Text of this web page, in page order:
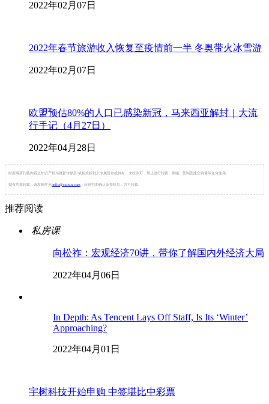
2022年02月07日
2022年春节旅游收入恢复至疫情前一半 冬奥带火冰雪游
2022年02月07日
欧盟预估80%的人口已感染新冠，马来西亚解封｜大流
行手记（4月27日）
2022年04月28日
财新网所刊载内容之知识产权为财新传媒及/或相关权利人专属所有或持有。未经许可，禁止进行转载、摘编、复制及建立镜像等任何使用。
如有意愿转载，请发邮件至 hello@caixin.com ，获得书面确认及授权后，方可转载。
推荐阅读
私房课
向松祚：宏观经济70讲，带你了解国内外经济大局
2022年04月06日
In Depth: As Tencent Lays Off Staff, Is Its ‘Winter’
Approaching?
2022年04月01日
宇树科技开始申购 中签堪比中彩票